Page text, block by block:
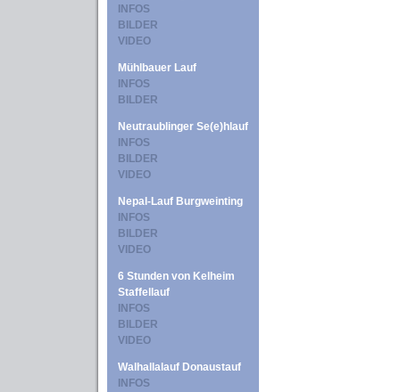
INFOS
BILDER
VIDEO
Mühlbauer Lauf
INFOS
BILDER
Neutraublinger Se(e)hlauf
INFOS
BILDER
VIDEO
Nepal-Lauf Burgweinting
INFOS
BILDER
VIDEO
6 Stunden von Kelheim
Staffellauf
INFOS
BILDER
VIDEO
Walhallalauf Donaustauf
INFOS